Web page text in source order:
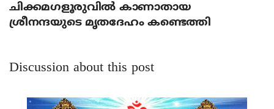
ചിക്കമഗളൂരുവില്‍ കാണാതായ
ശ്രീനന്ദയുടെ മൃതദേഹം കണ്ടെത്തി
Discussion about this post